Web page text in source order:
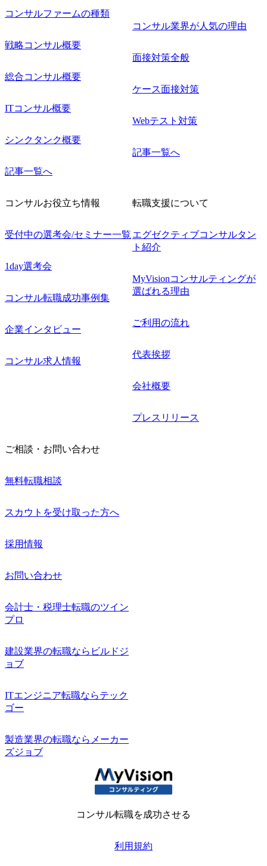
コンサルファームの種類
戦略コンサル概要
総合コンサル概要
ITコンサル概要
シンクタンク概要
記事一覧へ
コンサル業界が人気の理由
面接対策全般
ケース面接対策
Webテスト対策
記事一覧へ
コンサルお役立ち情報
受付中の選考会/セミナー一覧
1day選考会
コンサル転職成功事例集
企業インタビュー
コンサル求人情報
転職支援について
エグゼクティブコンサルタン
ト紹介
MyVisionコンサルティングが
選ばれる理由
ご利用の流れ
代表挨拶
会社概要
プレスリリース
ご相談・お問い合わせ
無料転職相談
スカウトを受け取った方へ
採用情報
お問い合わせ
会計士・税理士転職のツイン
プロ
建設業界の転職ならビルドジ
ョブ
ITエンジニア転職ならテック
ゴー
製造業界の転職ならメーカー
ズジョブ
コンサル転職を成功させる
利用規約